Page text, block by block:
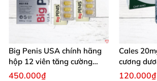
Big Penis USA chính hãng
hộp 12 viên tăng cường
sinh lý kéo dài cương dương
450.000₫
Cales
cương
tinh sớm
120.000₫